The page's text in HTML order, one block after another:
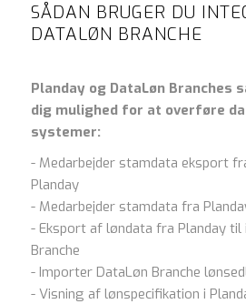
SÅDAN BRUGER DU
DATALØN BRANCHE
Planday og DataLøn Branches
dig mulighed for at overføre
systemer:
- Medarbejder stamdata eksport
Planday
- Medarbejder stamdata fra
- Eksport af løndata fra Planday til
Branche
- Importer DataLøn Branche
- Visning af lønspecifikation i